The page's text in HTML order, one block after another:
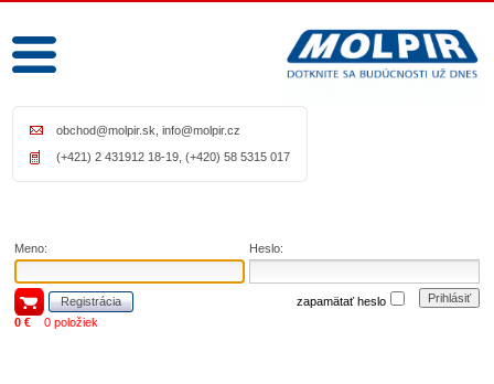
obchod@molpir.sk info@molpir.cz
(+421) 2 431912 18-19, (+420) 58 5315 017
Meno: Heslo:
Registrácia Prihlásiť
zapamätať heslo
0 € 0 položiek